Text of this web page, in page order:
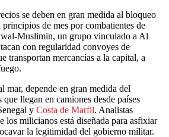
se deben en gran medida al bloqueo
de mes por combatientes de
wal-Muslimin, un grupo vinculado a Al
con regularidad convoyes de
transportan mercancías a la capital, a
mar, depende en gran medida del
llegan en camiones desde países
y Costa de Marfil. Analistas
los milicianos está diseñada para asfixiar
la legitimidad del gobierno militar.